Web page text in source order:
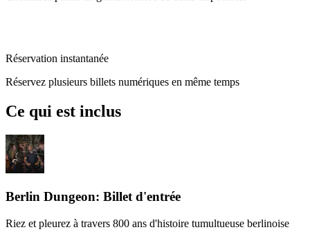
Réservation instantanée
Réservez plusieurs billets numériques en même temps
Ce qui est inclus
Berlin Dungeon: Billet d'entrée
Riez et pleurez à travers 800 ans d'histoire tumultueuse berlinoise